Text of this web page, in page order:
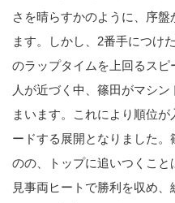
さを晴らすかのように、序
ます。しかし、2番手につけ
のラップタイムを上回るス
人が近づく中、篠田がマシ
まいます。これにより順位
ードする展開となりました
のの、トップに追いつくこ
見事両ヒートで勝利を収め